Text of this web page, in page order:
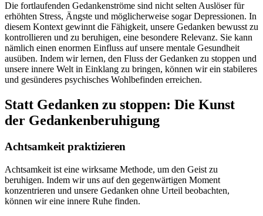
Die fortlaufenden Gedankenströme sind nicht selten Auslöser für
erhöhten Stress, Ängste und möglicherweise sogar Depressionen. In
diesem Kontext gewinnt die Fähigkeit, unsere Gedanken bewusst zu
kontrollieren und zu beruhigen, eine besondere Relevanz. Sie kann
nämlich einen enormen Einfluss auf unsere mentale Gesundheit
ausüben. Indem wir lernen, den Fluss der Gedanken zu stoppen und
unsere innere Welt in Einklang zu bringen, können wir ein stabileres
und gesünderes psychisches Wohlbefinden erreichen.
Statt Gedanken zu stoppen: Die Kunst
der Gedankenberuhigung
Achtsamkeit praktizieren
Achtsamkeit ist eine wirksame Methode, um den Geist zu
beruhigen. Indem wir uns auf den gegenwärtigen Moment
konzentrieren und unsere Gedanken ohne Urteil beobachten,
können wir eine innere Ruhe finden.